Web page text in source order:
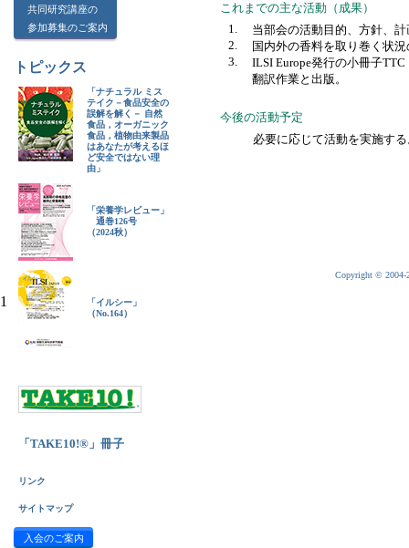
共同研究講座の
参加募集のご案内
トピックス
「ナチュラル ミス
テイク－食品安全の
誤解を解く－ 自然
食品，オーガニック
食品，植物由来製品
はあなたが考えるほ
ど安全ではない理
由」
「栄養学レビュー」
通巻126号
（2024秋）
「イルシー」
（No.164）
「TAKE10!®」冊子
リンク
サイトマップ
入会のご案内
これまでの主な活動（成果）
1.
当部会の活動目的、方針、
2.
国内外の香料を取り巻く状
3.
ILSI Europe発行の小冊子
翻訳作業と出版。
今後の活動予定
必要に応じて活動を実施す
Copyright © 2004-
1